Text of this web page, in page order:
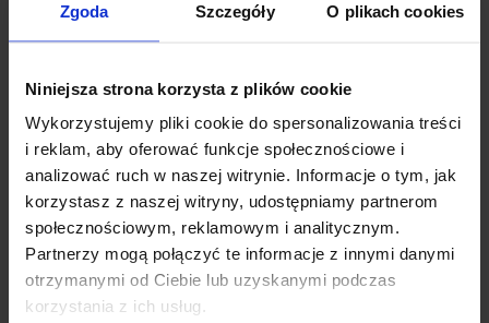
Zgoda Szczegóły O plikach cookies
Niniejsza strona korzysta z plików cookie
Wykorzystujemy pliki cookie do spersonalizowania treści
i reklam, aby oferować funkcje społecznościowe i
analizować ruch w naszej witrynie. Informacje o tym, jak
korzystasz z naszej witryny, udostępniamy partnerom
społecznościowym, reklamowym i analitycznym.
Partnerzy mogą połączyć te informacje z innymi danymi
otrzymanymi od Ciebie lub uzyskanymi podczas
korzystania z ich usług.